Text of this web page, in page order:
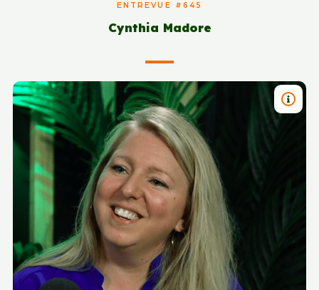
ENTREVUE #645
Cynthia Madore
TITRE